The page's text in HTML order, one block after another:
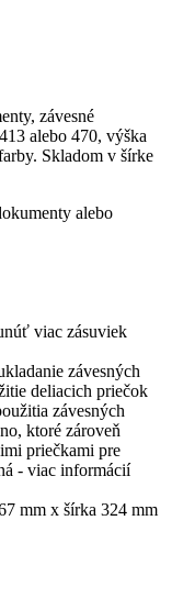
závesné
alebo 470, výška
Skladom v šírke
alebo
viac zásuviek
závesných
deliacich priečok
závesných
ktoré zároveň
priečkami pre
- viac informácií
mm x šírka 324 mm